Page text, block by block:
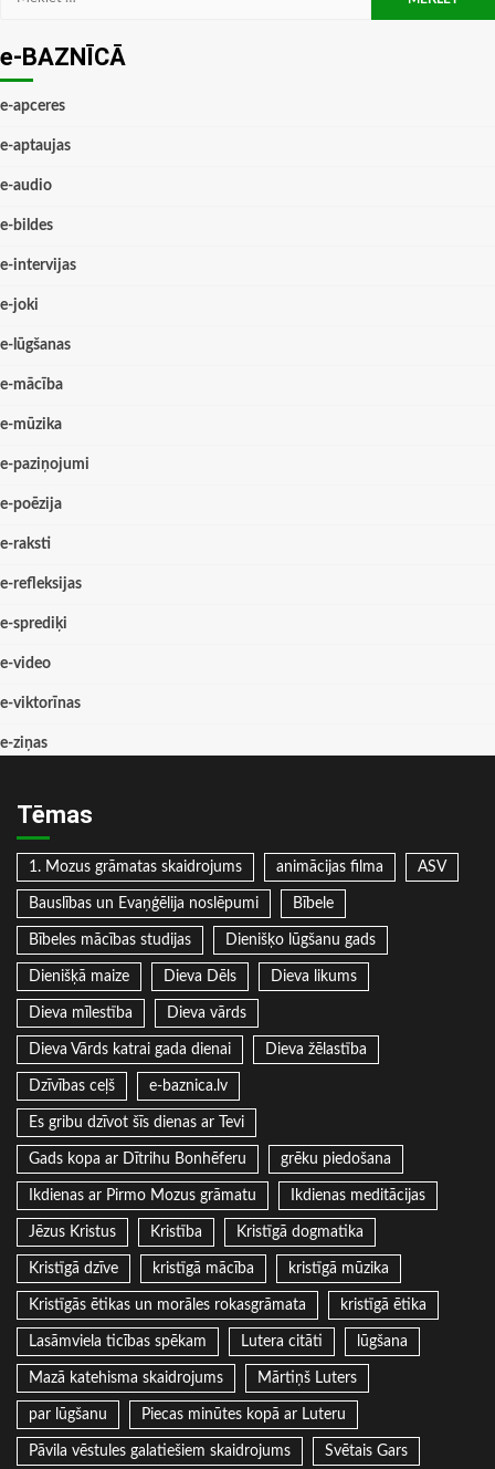
e-BAZNĪCĀ
e-apceres
e-aptaujas
e-audio
e-bildes
e-intervijas
e-joki
e-lūgšanas
e-mācība
e-mūzika
e-paziņojumi
e-poēzija
e-raksti
e-refleksijas
e-sprediķi
e-video
e-viktorīnas
e-ziņas
Tēmas
1. Mozus grāmatas skaidrojums animācijas filma ASV
Bauslības un Evaņģēlija noslēpumi Bībele
Bībeles mācības studijas Dienišķo lūgšanu gads
Dienišķā maize Dieva Dēls Dieva likums
Dieva mīlestība Dieva vārds
Dieva Vārds katrai gada dienai Dieva žēlastība
Dzīvības ceļš e-baznica.lv
Es gribu dzīvot šīs dienas ar Tevi
Gads kopa ar Dītrihu Bonhēferu grēku piedošana
Ikdienas ar Pirmo Mozus grāmatu Ikdienas meditācijas
Jēzus Kristus Kristība Kristīgā dogmatika
Kristīgā dzīve kristīgā mācība kristīgā mūzika
Kristīgās ētikas un morāles rokasgrāmata kristīgā ētika
Lasāmviela ticības spēkam Lutera citāti lūgšana
Mazā katehisma skaidrojums Mārtiņš Luters
par lūgšanu Piecas minūtes kopā ar Luteru
Pāvila vēstules galatiešiem skaidrojums Svētais Gars